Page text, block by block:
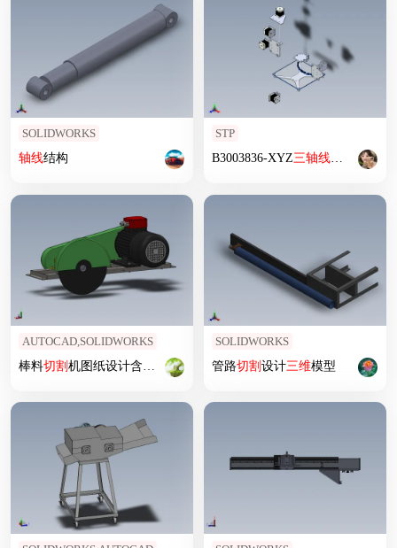
SOLIDWORKS
轴线结构
STP
B3003836-XYZ三轴线运动组件
AUTOCAD,SOLIDWORKS
棒料切割机图纸设计含 三维图+ +说明书
SOLIDWORKS
管路切割设计三维模型